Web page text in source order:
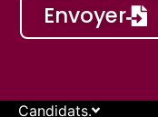
Envoyer
Candidats.